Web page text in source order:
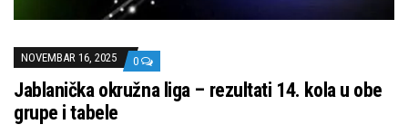
NOVEMBAR 16, 2025 0
Jablanička okružna liga – rezultati 14. kola u obe
grupe i tabele